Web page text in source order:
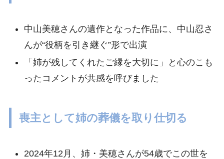
中山美穂さんの遺作となった作品に、中山忍さ
んが“役柄を引き継ぐ”形で出演
「姉が残してくれたご縁を大切に」と心のこも
ったコメントが共感を呼びました
喪主として姉の葬儀を取り仕切る
2024年12月、姉・美穂さんが54歳でこの世を